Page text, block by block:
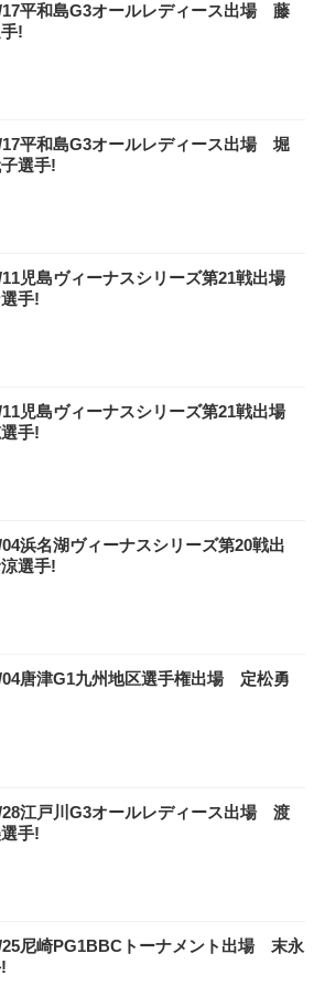
17平和島G3オールレディース出場 藤
!
17平和島G3オールレディース出場 堀
選手!
11児島ヴィーナスシリーズ第21戦出場
手!
11児島ヴィーナスシリーズ第21戦出場
手!
浜名湖ヴィーナスシリーズ第20戦出
選手!
04唐津G1九州地区選手権出場 定松勇
28江戸川G3オールレディース出場 渡
手!
25尼崎PG1BBCトーナメント出場 末永